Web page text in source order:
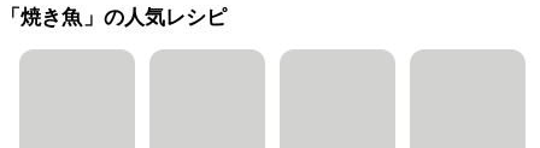
「焼き魚」の人気レシピ